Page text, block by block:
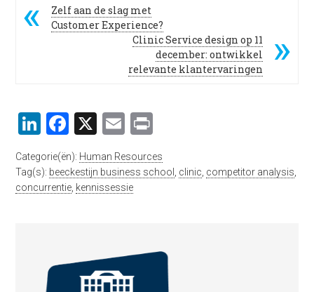
Zelf aan de slag met
Customer Experience?
Clinic Service design op 11
december: ontwikkel
relevante klantervaringen
LinkedIn
Facebook
X Email
Categorie(ën): Human Resources
Tag(s): beeckestijn business school clinic competitor analysis
concurrentie kennissessie